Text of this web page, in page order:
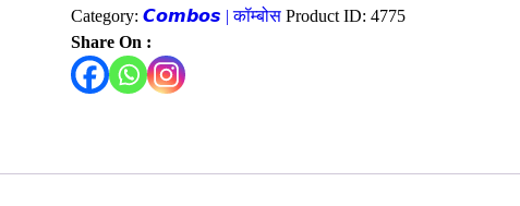
Category:𝘾𝙤𝙢𝙗𝙤𝙨 | कॉम्बोस Product ID:4775
Share On :